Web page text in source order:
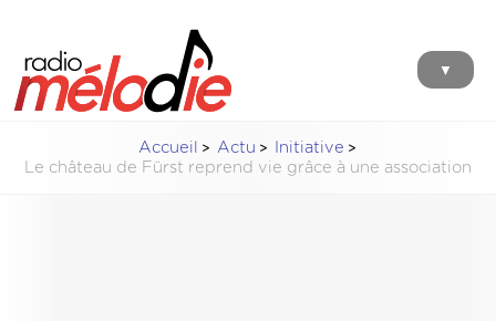
▼
Accueil Actu
Initiative
Le château de Fürst reprend vie grâce à une association